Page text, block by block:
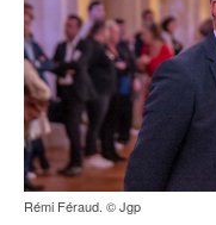
Rémi Féraud. © Jgp